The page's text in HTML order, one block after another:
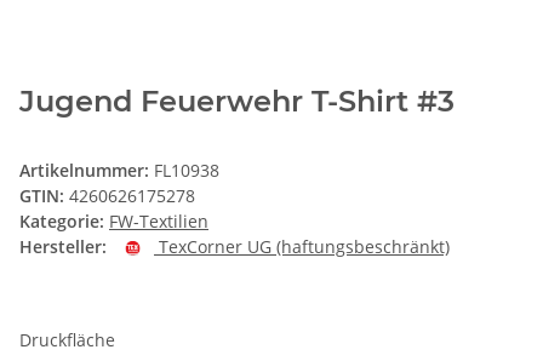
Jugend Feuerwehr T-Shirt #3
Artikelnummer: FL10938
GTIN: 4260626175278
Kategorie: FW-Textilien
Hersteller:
TexCorner UG (haftungsbeschränkt)
Druckfläche